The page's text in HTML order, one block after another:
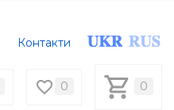
Контакти
0 0